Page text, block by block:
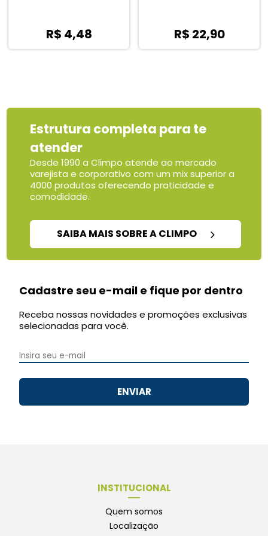
R$ 22,90 R$ 21,17
Estrutura completa para te
atender
Desde 1990 a Climpo atende ao mercado
varejista e corporativo com um mix superior a
4000 produtos oferecendo praticidade e
comodidade.
SAIBA MAIS SOBRE A CLIMPO
Cadastre seu e-mail e fique por dentro
Receba nossas novidades e promoções exclusivas
selecionadas para você.
ENVIAR
INSTITUCIONAL
Quem somos
Localização